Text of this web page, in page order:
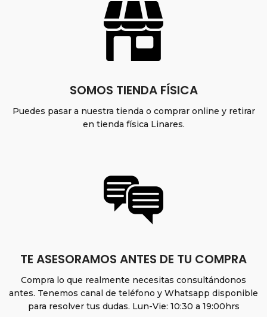
SOMOS TIENDA FÍSICA
Puedes pasar a nuestra tienda o comprar online y retirar
en tienda física Linares.
TE ASESORAMOS ANTES DE TU COMPRA
Compra lo que realmente necesitas consultándonos
antes. Tenemos canal de teléfono y Whatsapp disponible
para resolver tus dudas. Lun-Vie: 10:30 a 19:00hrs